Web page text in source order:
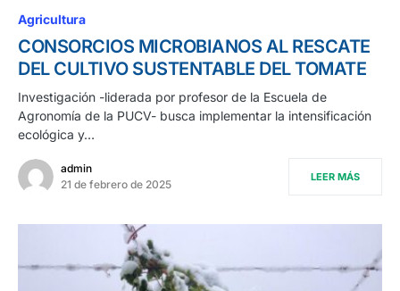
Agricultura
CONSORCIOS MICROBIANOS AL RESCATE
DEL CULTIVO SUSTENTABLE DEL TOMATE
Investigación -liderada por profesor de la Escuela de
Agronomía de la PUCV- busca implementar la intensificación
ecológica y…
admin
21 de febrero de 2025
LEER MÁS